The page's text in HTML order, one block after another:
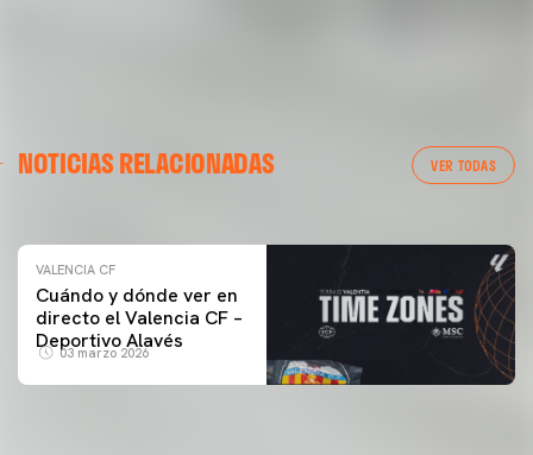
NOTICIAS RELACIONADAS VER TODAS
ENTRENAMIENTO DEL VALENCIA CF 04/03/26
VALENCIA CF
Cuándo y dónde ver en
directo el Valencia CF –
Deportivo Alavés
03 marzo 2026